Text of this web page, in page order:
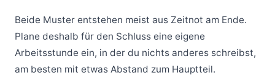
Beide Muster entstehen meist aus Zeitnot am Ende.
Plane deshalb für den Schluss eine eigene
Arbeitsstunde ein, in der du nichts anderes schreibst,
am besten mit etwas Abstand zum Hauptteil.